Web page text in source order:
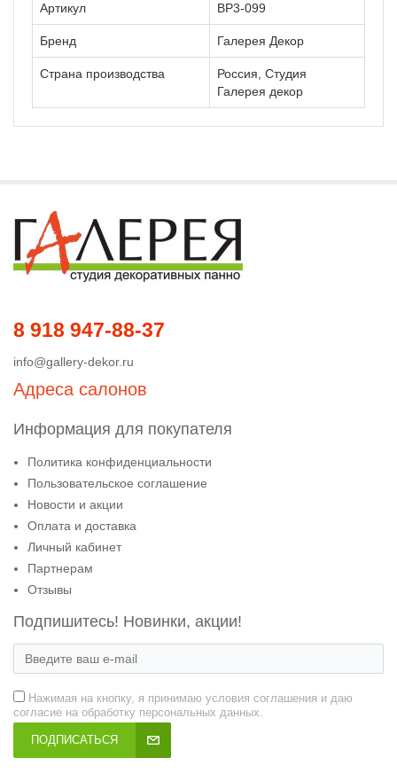
Артикул ВР3-099
Бренд Галерея Декор
Страна производства
Россия, Студия
Галерея декор
8 918 947-88-37
info@gallery-dekor.ru
Адреса салонов
Информация для покупателя
Политика конфиденциальности
Пользовательское соглашение
Новости и акции
Оплата и доставка
Личный кабинет
Партнерам
Отзывы
Подпишитесь! Новинки, акции!
Нажимая на кнопку, я принимаю условия соглашения и даю
согласие на обработку персональных данных.
ПОДПИСАТЬСЯ